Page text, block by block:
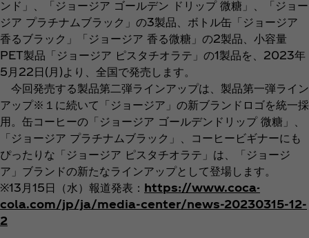
ンド」、「ジョージア ゴールデン ドリップ 微糖」、「ジョー
ジア プラチナムブラック」の3製品、ボトル缶「ジョージア
香るブラック」「ジョージア 香る微糖」の2製品、小容量
PET製品「ジョージア ピスタチオラテ」の1製品を、2023年
5月22日(月)より、全国で発売します。
今回発売する製品第二弾ラインアップは、製品第一弾ライン
アップ※１に続いて「ジョージア」の新ブランドロゴを統一採
用。缶コーヒーの「ジョージア ゴールデンドリップ 微糖」、
「ジョージア プラチナムブラック」、コーヒービギナーにも
ぴったりな「ジョージア ピスタチオラテ」は、「ジョージ
ア」ブランドの新たなラインアップとして登場します。
※13月15日（水）報道発表： https://www.coca-
cola.com/jp/ja/media-center/news-20230315-12-
2